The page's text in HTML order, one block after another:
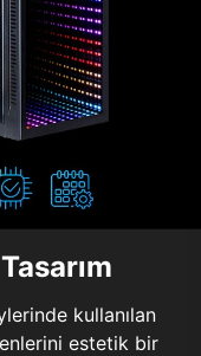
kullanılan
estetik bir